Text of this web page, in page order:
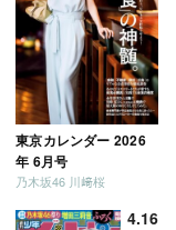
東京カレンダー 2026
年 6月号
乃木坂46 川﨑桜
4.16